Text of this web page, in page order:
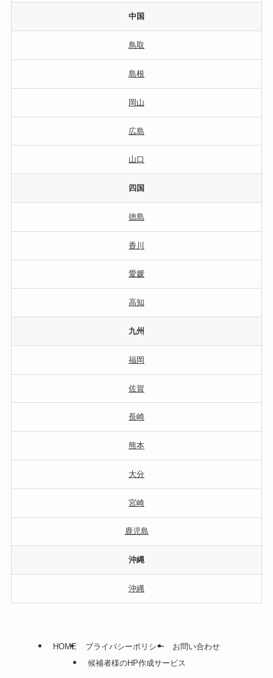
中国
鳥取
島根
岡山
広島
山口
四国
徳島
香川
愛媛
高知
九州
福岡
佐賀
長崎
熊本
大分
宮崎
鹿児島
沖縄
沖縄
HOME プライバシーポリシー
お問い合わせ
候補者様のHP作成サービス